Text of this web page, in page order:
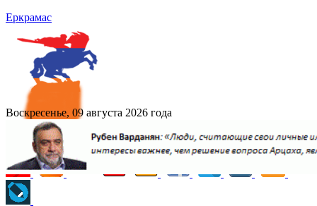
Еркрамас
Воскресенье, 09 августа 2026 года